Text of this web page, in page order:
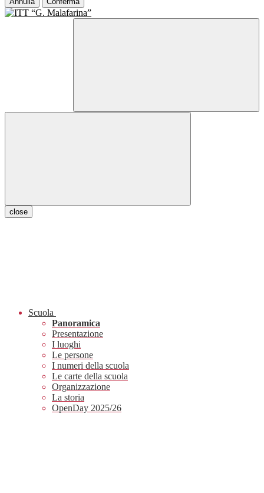
close
Scuola
Panoramica
Presentazione
I luoghi
Le persone
I numeri della scuola
Le carte della scuola
Organizzazione
La storia
OpenDay 2025/26